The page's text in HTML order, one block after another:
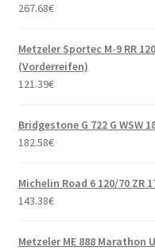
267.68€
Metzeler Sportec M-9 RR
(Vorderreifen)
121.39€
Bridgestone G 722 G WSW
182.58€
Michelin Road 6 120/70 ZR
143.38€
Metzeler ME 888 Marathon